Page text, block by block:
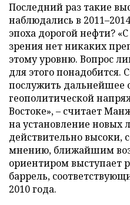
Последний раз такие
наблюдались в
эпоха дорогой нефти?
зрения нет никаких
этому уровню. Вопрос
для этого
послужить дальнейшее
геополитической
Востоке», – считает
на установление новых
действительно высоки,
мнению, ближайшим
ориентиром выступает
баррель,
2010 года.